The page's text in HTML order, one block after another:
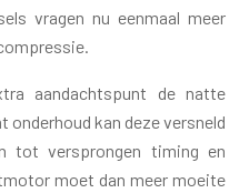
vragen nu eenmaal meer
aandachtspunt de natte
kan deze versneld
tot versprongen timing en
moet dan meer moeite